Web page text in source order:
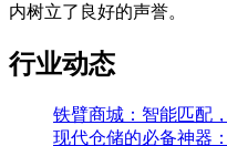
内树立了良好的声誉。
行业动态
铁臂商城：智能匹配
现代仓储的必备神器